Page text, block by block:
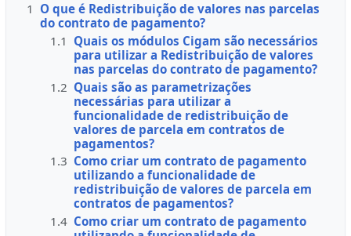
1 O que é Redistribuição de valores nas parcelas
do contrato de pagamento?
1.1 Quais os módulos Cigam são necessários
para utilizar a Redistribuição de valores
nas parcelas do contrato de pagamento?
1.2 Quais são as parametrizações
necessárias para utilizar a
funcionalidade de redistribuição de
valores de parcela em contratos de
pagamentos?
1.3 Como criar um contrato de pagamento
utilizando a funcionalidade de
redistribuição de valores de parcela em
contratos de pagamentos?
1.4 Como criar um contrato de pagamento